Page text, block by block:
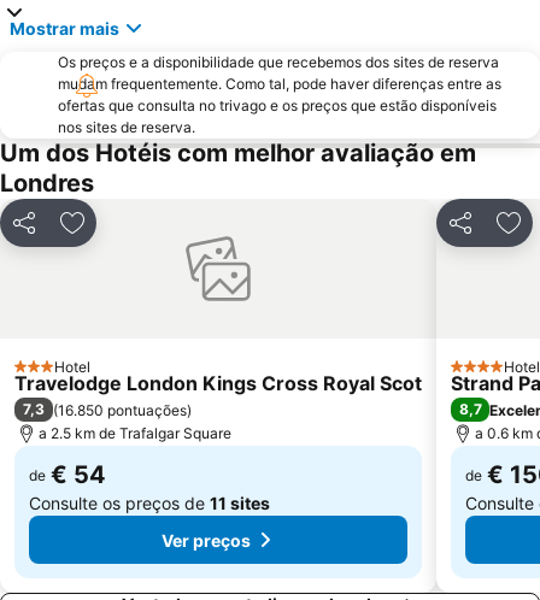
Trafalgar Square
St Pancras Station
Passeando a Pé em Londres
King's Cross Station
Tottenham Hotspur Stadium
Waterloo Station
Bloomsbury
Aeroporto da Cidade de Londres
Earls Court
British Airways London Eye
Museu Britânico
Mostrar mais
Os preços e a disponibilidade que recebemos dos sites de reserva
mudam frequentemente. Como tal, pode haver diferenças entre as
ofertas que consulta no trivago e os preços que estão disponíveis
nos sites de reserva.
Um dos Hotéis com melhor avaliação em
Londres
PartilharAdicionar aos favoritos
3 Estrelas
Hotel
Travelodge London Kings Cross Royal Scot
7,3 (16.850 pontuações)
a 2.5 km de Trafalgar Square
de € 54
Consulte os preços de 11 sites
Ver preços
Partilhar
4 Estrelas
Hotel
Strand
8,7
a 0.6 km
de €